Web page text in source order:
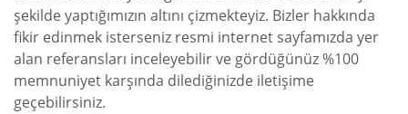
şekilde yaptığımızın altını çizmekteyiz. Bizler hakkında
fikir edinmek isterseniz resmi internet sayfamızda yer
alan referansları inceleyebilir ve gördüğünüz %100
memnuniyet karşında dilediğinizde iletişime
geçebilirsiniz.